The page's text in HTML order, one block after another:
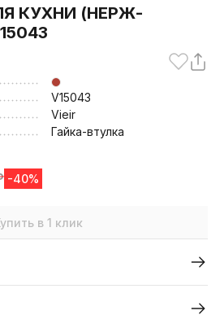
КУХНИ (НЕРЖ-
V15043
Vieir
Гайка-втулка
-40%
в 1 клик